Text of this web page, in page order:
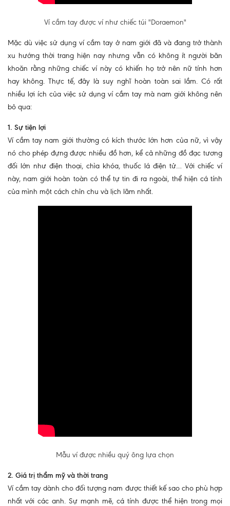
Ví cầm tay được ví như chiếc túi "Doraemon"
Mặc dù việc sử dụng ví cầm tay ở nam giới đã và đang trở thành
xu hướng thời trang hiện nay nhưng vẫn có không ít người băn
khoăn rằng những chiếc ví này có khiến họ trở nên nữ tính hơn
hay không. Thực tế, đây là suy nghĩ hoàn toàn sai lầm. Có rất
nhiều lợi ích của việc sử dụng ví cầm tay mà nam giới không nên
bỏ qua:
1. Sự tiện lợi
Ví cầm tay nam giới thường có kích thước lớn hơn của nữ, vì vậy
nó cho phép đựng được nhiều đồ hơn, kể cả những đồ đạc tương
đối lớn như điện thoại, chìa khóa, thuốc lá điện tử… Với chiếc ví
này, nam giới hoàn toàn có thể tự tin đi ra ngoài, thể hiện cá tính
của mình một cách chỉn chu và lịch lãm nhất.
Mẫu ví được nhiều quý ông lựa chọn
2. Giá trị thẩm mỹ và thời trang
Ví cầm tay dành cho đối tượng nam được thiết kế sao cho phù hợp
nhất với các anh. Sự mạnh mẽ, cá tính được thể hiện trong mọi